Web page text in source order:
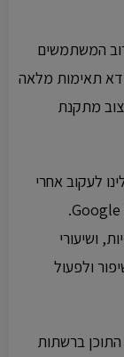
המשתמשים
תאימות מלאה
מתקנת
לעקוב אחרי
הביצועים שלו באמצעות כלים כמו Google Analytics.
ושיעורי
ולפעול
התוכן ברשתות